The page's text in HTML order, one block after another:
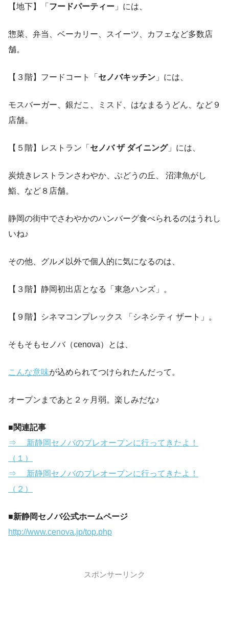
【地下】「 フードパーティー 」には、
惣菜、弁当、ベーカリー、スイーツ、カフェなど多数店
舗。
【３階】フードコート「 セノバキッチン 」には、
モスバーガー、銀だこ、ミスド、はなまるうどん、など９
店舗。
【５階】レストラン「 セノバ ザ ダイニング」には、
炭焼きレストランさわやか、ぶどうの丘、 沼津魚がし
鮨、など８店舗。
静岡の街中でさわやかのハンバーグ食べられるのはうれし
いね♪
その他、グルメ以外で個人的に気になるのは、
【３階】静岡初出店となる「東急ハンズ」。
【９階】シネマコンプレックス 「シネシティ ザート」。
そもそもセノバ（cenova）とは、
こんな意味が込められてつけられたんだって。
オープンまであと２ヶ月弱。楽しみだな♪
■関連記事
⇒ 新静岡セノバのプレオープンに行ってきたよ！
（１）
⇒ 新静岡セノバのプレオープンに行ってきたよ！
（２）
■新静岡セノバ公式ホームページ
http://www.cenova.jp/top.php
スポンサーリンク